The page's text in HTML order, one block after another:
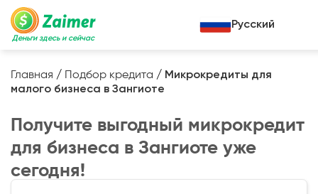
Деньги здесь и сейчас
Кредит под залог авто
Кредит под залог недвижимости
Кредит под залог спецтехники
Жизненный цикл вашего кредита
Полезные статьи
Русский
Главная / Подбор кредита / Микрокредиты для
малого бизнеса в Зангиоте
Получите выгодный микрокредит
для бизнеса в Зангиоте уже
сегодня!